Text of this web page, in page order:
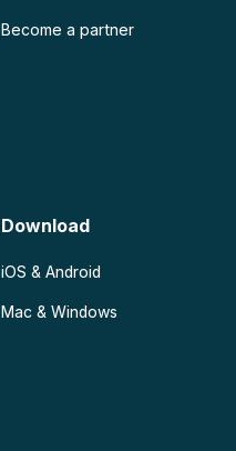
Become a partner
Download
iOS & Android
Mac & Windows